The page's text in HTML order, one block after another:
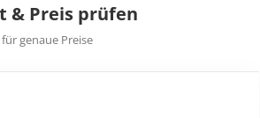
& Preis prüfen
genaue Preise